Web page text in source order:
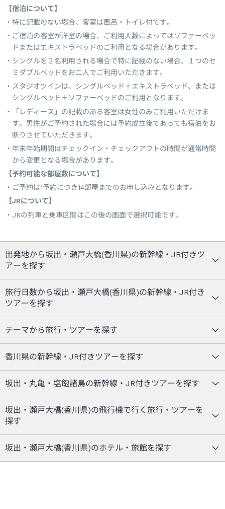
【宿泊について】
特に記載のない場合、客室は風呂・トイレ付です。
ご宿泊の客室が洋室の場合、ご利用人数によってはソファーベッ
ドまたはエキストラベッドのご利用となる場合があります。
シングルを２名利用される場合で特に記載のない場合、１つのセ
ミダブルベッドをお二人でご利用いただきます。
スタジオツインは、シングルベッド＋エキストラベッド、または
シングルベッド＋ソファーベッドのご利用となります。
「レディース」の記載のある客室は女性のみご利用いただけま
す。男性がご予約された場合には予約成立後であっても宿泊をお
断りさせていただきます。
年末年始期間はチェックイン・チェックアウトの時間が通常時間
から変更となる場合があります。
【予約可能な部屋数について】
ご予約は1予約につき14部屋までのお申し込みとなります。
【JRについて】
JRの列車と乗車区間はこの後の画面で選択可能です。
出発地から坂出・瀬戸大橋(香川県)の新幹線・JR付きツ
アーを探す
旅行日数から坂出・瀬戸大橋(香川県)の新幹線・JR付き
ツアーを探す
テーマから旅行・ツアーを探す
香川県の新幹線・JR付きツアーを探す
坂出・丸亀・塩飽諸島の新幹線・JR付きツアーを探す
坂出・瀬戸大橋(香川県)の飛行機で行く旅行・ツアーを
探す
坂出・瀬戸大橋(香川県)のホテル・旅館を探す